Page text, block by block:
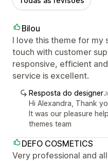
Bilou
I love this theme for my
touch with customer
responsive, efficient
service is excellent.
Resposta do designer
Hi Alexandra, Thank
It was our pleasure
themes team
DEFO COSMETICS
Very professional and